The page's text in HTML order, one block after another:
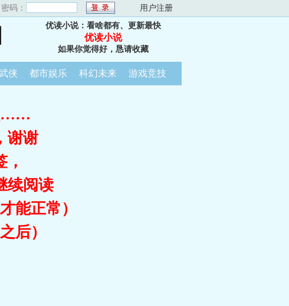
密码： 用户注册
优读小说：看啥都有、更新最快
优读小说
如果你觉得好，恳请收藏
侠 都市娱乐 科幻未来 游戏竞技
……
谢谢
续阅读
能正常）
后）